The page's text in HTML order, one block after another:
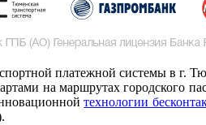
платежной системы в г.
на маршрутах городского
технологии